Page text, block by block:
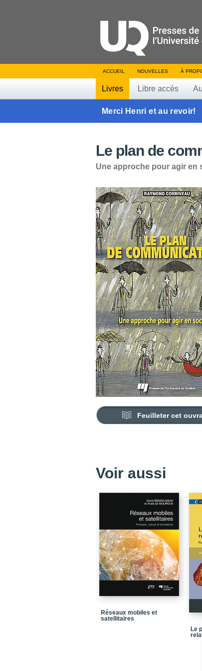
ACCUEIL NOUVELLES À
Livres Libre accès
Merci Henri et au revoir!
Le plan de
Une approche pour agir en
Feuilleter cet
Voir aussi
Réseaux mobiles et
satellitaires
Le